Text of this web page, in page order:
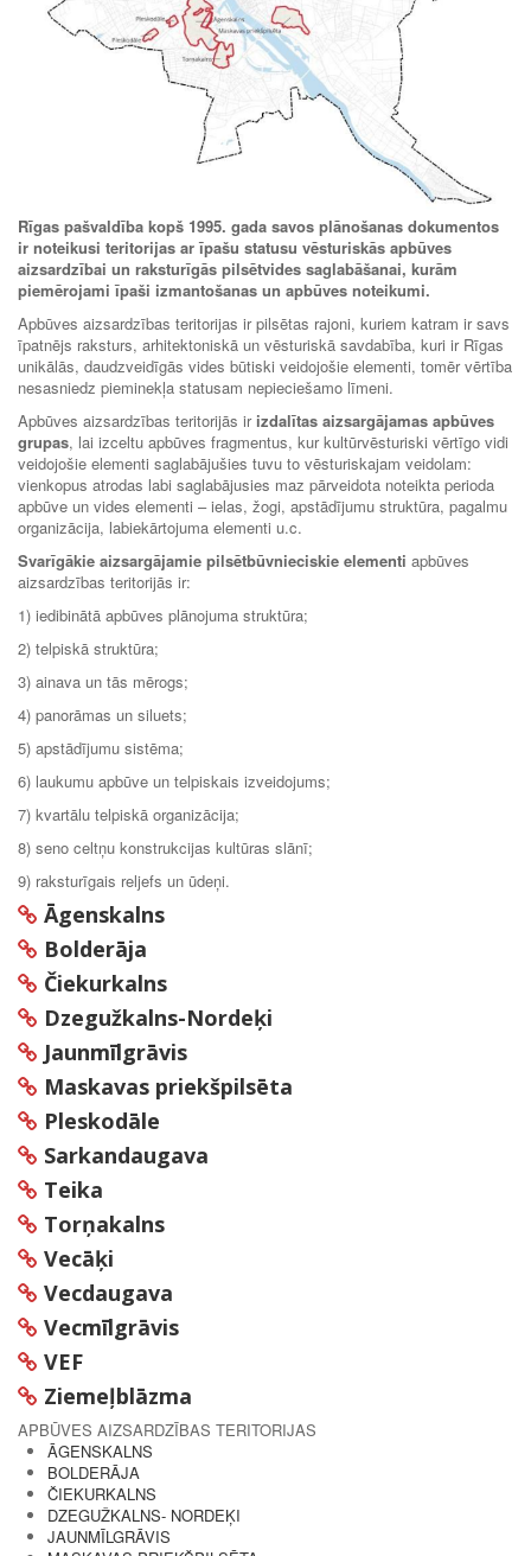
Rīgas pašvaldība kopš 1995. gada savos plānošanas dokumentos
ir noteikusi teritorijas ar īpašu statusu vēsturiskās apbūves
aizsardzībai un raksturīgās pilsētvides saglabāšanai, kurām
piemērojami īpaši izmantošanas un apbūves noteikumi.
Apbūves aizsardzības teritorijas ir pilsētas rajoni, kuriem katram ir savs
īpatnējs raksturs, arhitektoniskā un vēsturiskā savdabība, kuri ir Rīgas
unikālās, daudzveidīgās vides būtiski veidojošie elementi, tomēr vērtība
nesasniedz pieminekļa statusam nepieciešamo līmeni.
Apbūves aizsardzības teritorijās ir izdalītas aizsargājamas apbūves
grupas, lai izceltu apbūves fragmentus, kur kultūrvēsturiski vērtīgo vidi
veidojošie elementi saglabājušies tuvu to vēsturiskajam veidolam:
vienkopus atrodas labi saglabājusies maz pārveidota noteikta perioda
apbūve un vides elementi – ielas, žogi, apstādījumu struktūra, pagalmu
organizācija, labiekārtojuma elementi u.c.
Svarīgākie aizsargājamie pilsētbūvnieciskie elementi apbūves
aizsardzības teritorijās ir:
1) iedibinātā apbūves plānojuma struktūra;
2) telpiskā struktūra;
3) ainava un tās mērogs;
4) panorāmas un siluets;
5) apstādījumu sistēma;
6) laukumu apbūve un telpiskais izveidojums;
7) kvartālu telpiskā organizācija;
8) seno celtņu konstrukcijas kultūras slānī;
9) raksturīgais reljefs un ūdeņi.
Āgenskalns
Bolderāja
Čiekurkalns
Dzegužkalns-Nordeķi
Jaunmīlgrāvis
Maskavas priekšpilsēta
Pleskodāle
Sarkandaugava
Teika
Torņakalns
Vecāķi
Vecdaugava
Vecmīlgrāvis
VEF
Ziemeļblāzma
APBŪVES AIZSARDZĪBAS TERITORIJAS
ĀGENSKALNS
BOLDERĀJA
ČIEKURKALNS
DZEGUŽKALNS- NORDEĶI
JAUNMĪLGRĀVIS